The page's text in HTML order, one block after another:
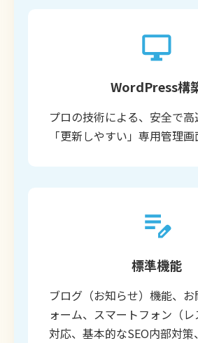
WordPress構
プロの技術による、安全で高
「更新しやすい」専用管理画
標準機能
ブログ（お知らせ）機能、
ォーム、スマートフォン（レ
対応、基本的なSEO内部対